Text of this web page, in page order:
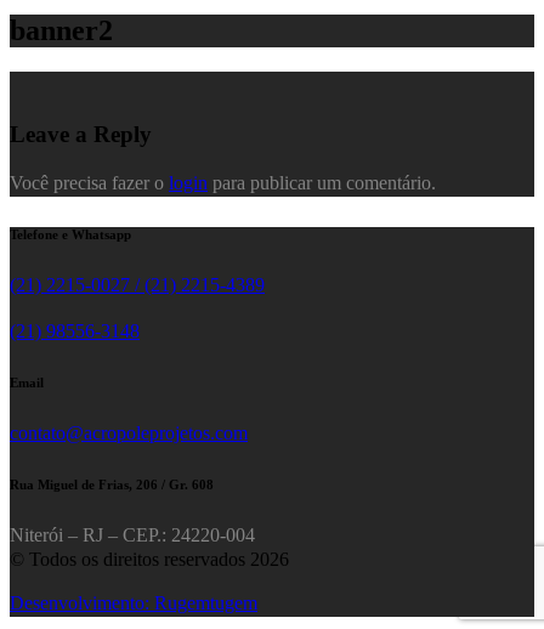
banner2
Leave a Reply
Você precisa fazer o login para publicar um comentário.
Telefone e Whatsapp
(21) 2215-0027 / (21) 2215-4389
(21) 98556-3148
Email
contato@acropoleprojetos.com
Rua Miguel de Frias, 206 / Gr. 608
Niterói – RJ – CEP.: 24220-004
© Todos os direitos reservados 2026
Desenvolvimento: Rugemtugem